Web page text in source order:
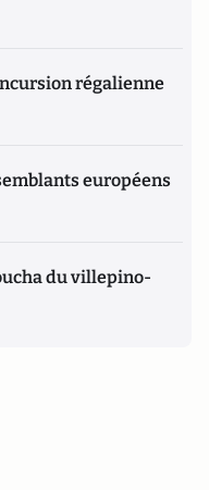
régalienne
européens
du villepino-